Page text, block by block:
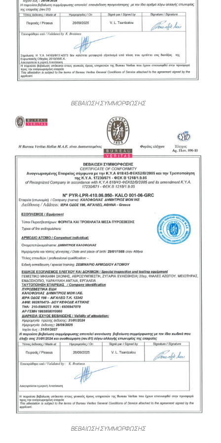
ΒΕΒΑΙΩΣΗ ΣΥΜΜΟΡΦΩΣΗΣ
ΒΕΒΑΙΩΣΗ ΣΥΜΜΟΡΦΩΣΗΣ